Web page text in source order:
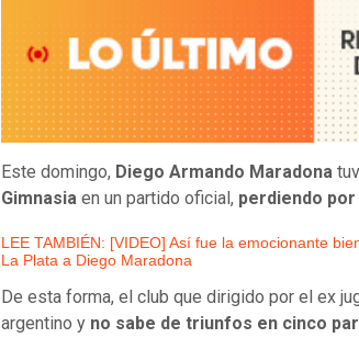
Este domingo, Diego Armando Maradona
Gimnasia en un partido oficial, perdiendo por
LEE TAMBIÉN: [VIDEO] Así fue la emocionante
La Plata a Diego Maradona
De esta forma, el club que dirigido por el ex
argentino y no sabe de triunfos en cinco